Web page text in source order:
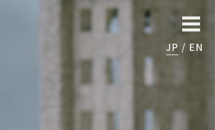
JP EN